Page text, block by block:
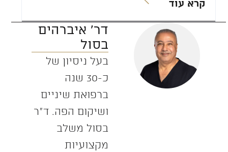
קרא עוד
דר' איברהים
בסול
בעל ניסיון של
כ-30 שנה
ברפואת שיניים
ושיקום הפה. ד”ר
בסול משלב
מקצועיות